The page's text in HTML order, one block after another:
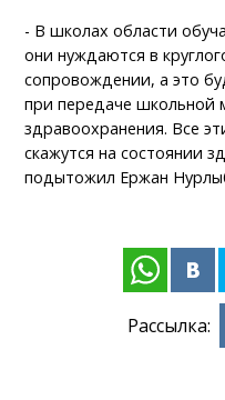
- В школах области
они нуждаются в
сопровождении, а это
при передаче школьной
здравоохранения. Все
скажутся на состоянии
подытожил Ержан
Рассылка: